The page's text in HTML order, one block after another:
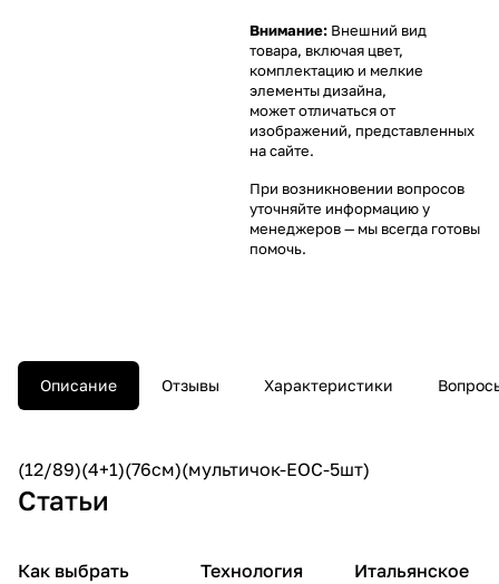
Внимание: Внешний вид
товара, включая цвет,
комплектацию и мелкие
элементы дизайна,
может отличаться от
изображений, представленных
на сайте.
При возникновении вопросов
уточняйте информацию у
менеджеров— мы всегда готовы
помочь.
Описание Отзывы Характеристики
(12/89)(4+1)(76см)(мультичок-EOC-5шт)
Статьи
Советы покупателям
Как выбрать
Beretta
Технология
Beretta
Итальянское